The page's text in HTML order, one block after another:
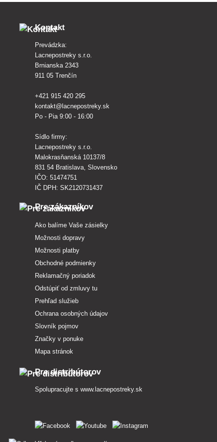
Kontakt
Prevádzka:
Lacnepostreky s.r.o.
Brnianska 2343
911 05 Trenčín
+421 915 420 295
kontakt@lacnepostreky.sk
Po - Pia 9:00 - 16:00
Sídlo firmy:
Lacnepostreky s.r.o.
Malokrasňanská 10137/8
831 54 Bratislava, Slovensko
IČO: 51474751
IČ DPH: SK2120731437
Pre zákazníkov
Ako balíme Vaše zásielky
Možnosti dopravy
Možnosti platby
Obchodné podmienky
Reklamačný poriadok
Odstúpiť od zmluvy tu
Prehľad služieb
Ochrana osobných údajov
Slovník pojmov
Značky v ponuke
Mapa stránok
Pre distribútorov
Spolupracujte s www.lacnepostreky.sk